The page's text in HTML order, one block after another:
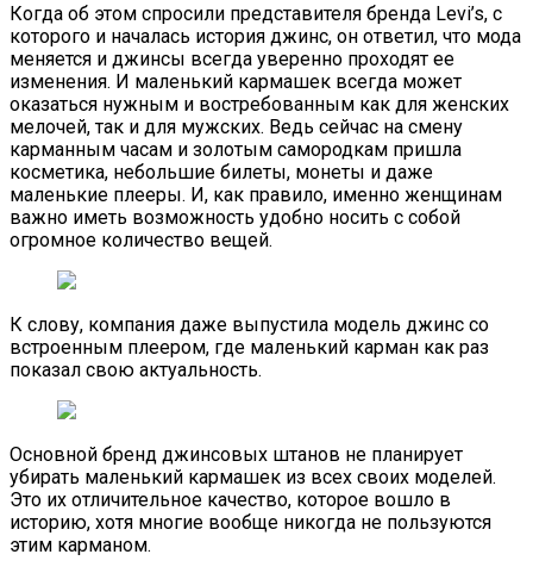
Когда об этом спросили представителя бренда Levi’s, с
которого и началась история джинс, он ответил, что мода
меняется и джинсы всегда уверенно проходят ее
изменения. И маленький кармашек всегда может
оказаться нужным и востребованным как для женских
мелочей, так и для мужских. Ведь сейчас на смену
карманным часам и золотым самородкам пришла
косметика, небольшие билеты, монеты и даже
маленькие плееры. И, как правило, именно женщинам
важно иметь возможность удобно носить с собой
огромное количество вещей.
К слову, компания даже выпустила модель джинс со
встроенным плеером, где маленький карман как раз
показал свою актуальность.
Основной бренд джинсовых штанов не планирует
убирать маленький кармашек из всех своих моделей.
Это их отличительное качество, которое вошло в
историю, хотя многие вообще никогда не пользуются
этим карманом.